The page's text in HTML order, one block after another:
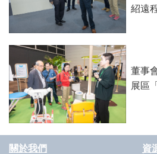
紹遠
董事
展區
關於我們 資